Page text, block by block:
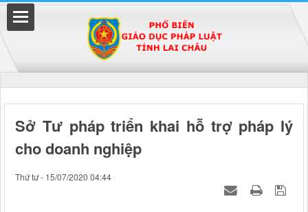
Sở Tư pháp triển khai hỗ trợ pháp lý
cho doanh nghiệp
Thứ tư - 15/07/2020 04:44
Đã kết nối EMC